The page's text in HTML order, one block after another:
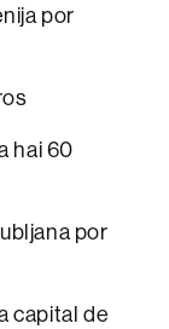
por
hai 60
por
capital de